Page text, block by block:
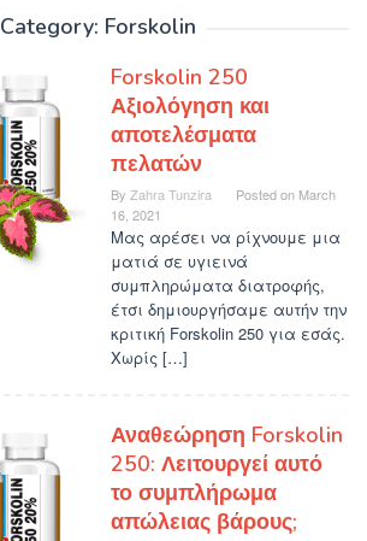
Category: Forskolin
Forskolin 250
Αξιολόγηση και
αποτελέσματα
πελατών
By Zahra Tunzira Posted on March
16, 2021
Μας αρέσει να ρίχνουμε μια
ματιά σε υγιεινά
συμπληρώματα διατροφής,
έτσι δημιουργήσαμε αυτήν την
κριτική Forskolin 250 για εσάς.
Χωρίς […]
Αναθεώρηση Forskolin
250: Λειτουργεί αυτό
το συμπλήρωμα
απώλειας βάρους;